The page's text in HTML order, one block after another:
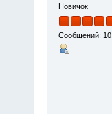
Новичок
Сообщений: 10